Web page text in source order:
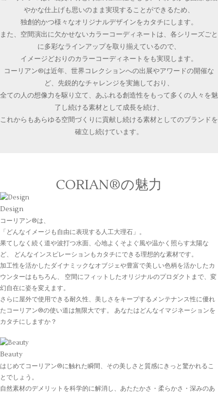
やかな仕上げも思いのまま実現することができるため、
独創的かつ様々なオリジナルデザインをカタチにします。
また、空間演出に欠かせないカラーコーディネートは、各シリーズごと
に多彩なラインアップを取り揃えているので、
イメージどおりのカラーコーディネートをも実現します。
コーリアン®は近年、世界コレクションへの出展やアワードの開催な
ど、先鋭的なチャレンジを実施しており、
全ての人の想像力を駆り立て、あふれる創造性をもって多くの人々を魅
了し続ける素材として成長を続け、
これからもあらゆる空間づくりに貢献し続ける素材としてのブランドを
確立し続けています。
CORIAN®の魅力
Design
コーリアン®は、
「どんなイメージも自由に表現する人工大理石」。
果てしなく続く道や波打つ水面、心地よくそよぐ風や温かく照らす太陽な
ど、 どんなインスピレーションもカタチにできる理想的な素材です。
加工性を活かしたダイナミックなオブジェや豊富で美しい色柄を活かしたカ
ウンターはもちろん、 空間にフィットしたオリジナルのプロダクトまで、変
幻自在に姿を変えます。
さらに屋外で使用できる耐久性、美しさをキープするメンテナンス性に優れ
たコーリアン®の使い道は無限大です。 あなたはどんなイマジネーションを
カタチにしますか？
Beauty
はじめてコーリアン®に触れた瞬間、その美しさと質感にきっと驚かれるこ
とでしょう。
自然素材のデメリットを科学的に解消し、あたたかさ・柔らかさ・深みのあ